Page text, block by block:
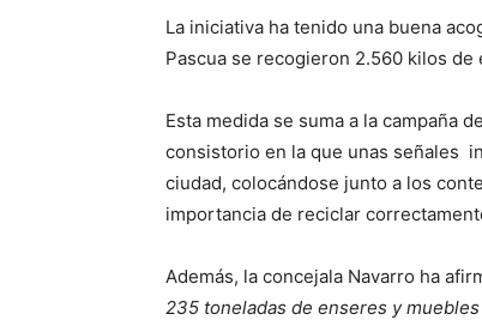
La iniciativa ha tenido una buena
Pascua se recogieron 2.560 kilos
Esta medida se suma a la campaña
consistorio en la que unas señales
ciudad, colocándose junto a los
importancia de reciclar
Además, la concejala Navarro ha
235 toneladas de enseres y